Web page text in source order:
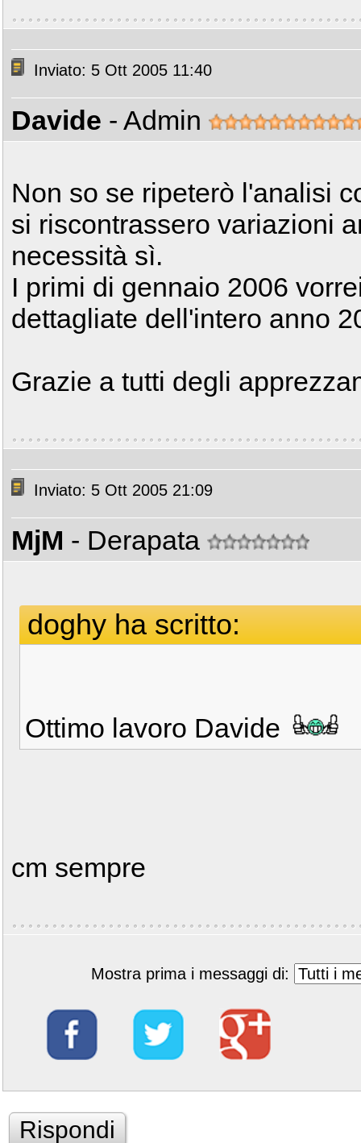
Inviato: 5 Ott 2005 11:40
Davide - Admin
Non so se ripeterò l'analisi
si riscontrassero variazioni
necessità sì.
I primi di gennaio 2006
dettagliate dell'intero anno
Grazie a tutti degli
Inviato: 5 Ott 2005 21:09
MjM - Derapata
doghy ha scritto:
Ottimo lavoro Davide
cm sempre
Mostra prima i messaggi di:
Rispondi